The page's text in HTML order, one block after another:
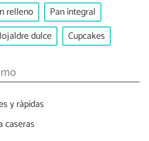
relleno
Pan integral
dulce Cupcakes
y rápidas
caseras